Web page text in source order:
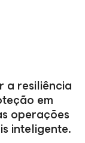
a resiliência
em
operações
inteligente.